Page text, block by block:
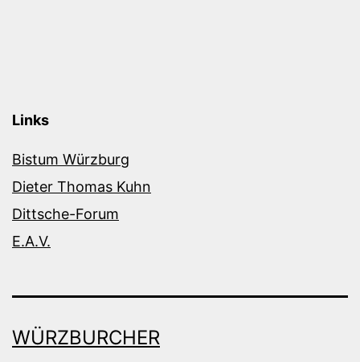
Links
Bistum Würzburg
Dieter Thomas Kuhn
Dittsche-Forum
E.A.V.
WÜRZBURCHER